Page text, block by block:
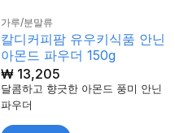
가루/분말류
칼디커피팜 유우키식품 안닌
아몬드 파우더 150g
₩13,205
달콤하고 향긋한 아몬드 풍미 안닌
파우더